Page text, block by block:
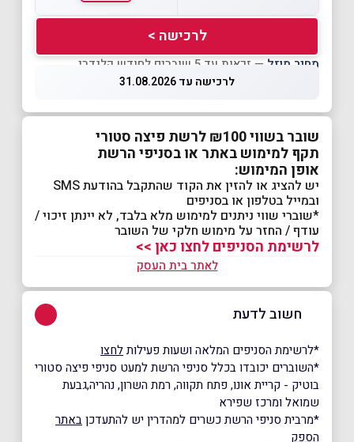
לרכישה >
מחיר מוזל — זכאות עד 5 שוברים לחודש קלנדרי
לרכישה עד 31.08.2026
שובר בשווי ₪100 לרשת פיצה סטורי
תקף למימוש באתר או בסניפי הרשת
אופן המימוש:
יש להציג או להזין את הקוד שהתקבל בהודעת SMS
ובמייל בטלפון או בסניפים
*שוברי שווי ניתנים למימוש מלא בלבד, לא יינתן זיכוי /
עודף / החזר על מימוש חלקי של השובר
לרשימת הסניפים לחצו כאן >>
לאתר בית העסק
חשוב לדעת
*לרשימת הסניפים המלאה ושעות פעילותלחצו
*השוברים יכובדו בכלל סניפי הרשת למעט סניפי פיצה סטורי
בוטיק - קריית אונו, פתח תקווה, רמת השרון, נהריה,גבעת
שמואל ומרכז שפירא
*מרבית סניפי הרשת כשרים למהדרין יש להתעדכןבאתר
הספק